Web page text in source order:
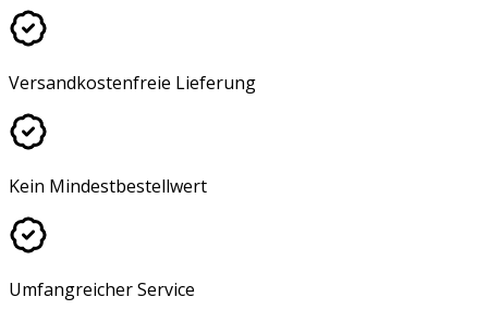
Versandkostenfreie Lieferung
Kein Mindestbestellwert
Umfangreicher Service